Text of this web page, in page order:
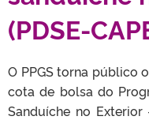
(PDSE-
O PPGS torna público
cota de bolsa do
Sanduíche no Exterior